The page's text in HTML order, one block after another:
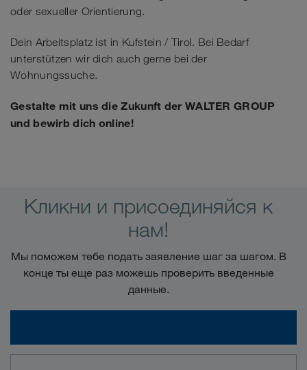
oder sexueller Orientierung.
Dein Arbeitsplatz ist in Kufstein / Tirol. Bei Bedarf
unterstützen wir dich auch gerne bei der
Wohnungssuche.
Gestalte mit uns die Zukunft der WALTER GROUP
und bewirb dich online!
Кликни и присоединяйся к
нам!
Мы поможем тебе подать заявление шаг за шагом. В
конце ты еще раз можешь проверить введенные
данные.